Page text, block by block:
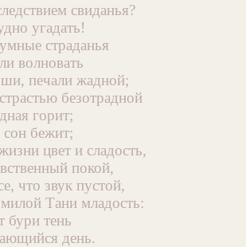
свиданья?
угадать!
страданья
волновать
печали жадной;
безотрадной
горит;
сон бежит;
цвет и сладость,
покой,
что звук пустой,
Тани младость:
бури тень
день.